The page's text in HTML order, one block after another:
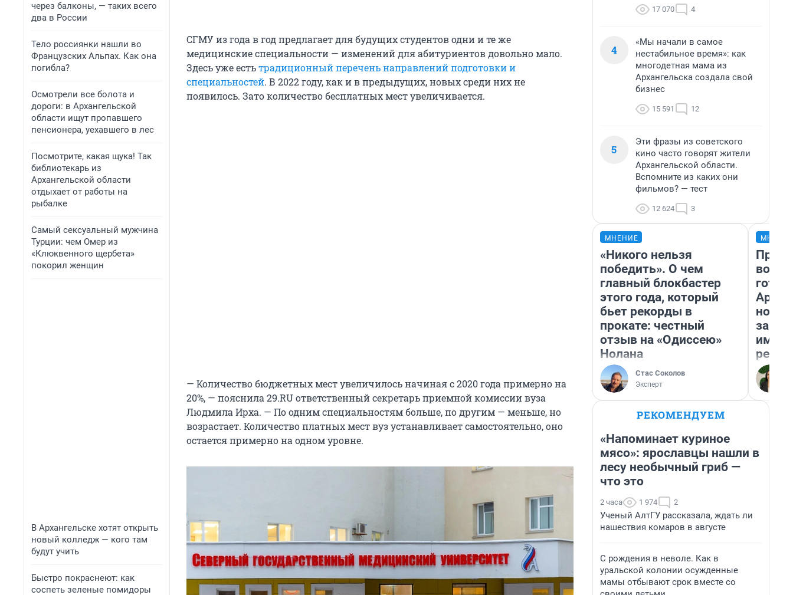
через балконы, — таких всего
два в России
Тело россиянки нашли во
Французских Альпах. Как она
погибла?
Осмотрели все болота и
дороги: в Архангельской
области ищут пропавшего
пенсионера, уехавшего в лес
Посмотрите, какая щука! Так
библиотекарь из
Архангельской области
отдыхает от работы на
рыбалке
Самый сексуальный мужчина
Турции: чем Омер из
«Клюквенного щербета»
покорил женщин
В Архангельске хотят открыть
новый колледж — кого там
будут учить
Быстро покраснеют: как
соспеть зеленые помидоры
СГМУ из года в год предлагает для будущих студентов одни и те же
медицинские специальности — изменений для абитуриентов довольно мало.
Здесь уже естьтрадиционный перечень направлений подготовки и
специальностей. В 2022 году, как и в предыдущих, новых среди них не
появилось. Зато количество бесплатных мест увеличивается.
— Количество бюджетных мест увеличилось начиная с 2020 года примерно на
20%, — пояснила 29.RU ответственный секретарь приемной комиссии вуза
Людмила Ирха. — По одним специальностям больше, по другим — меньше, но
возрастает. Количество платных мест вуз устанавливает самостоятельно, оно
остается примерно на одном уровне.
17 070 4
4
«Мы начали в самое
нестабильное время»: как
многодетная мама из
Архангельска создала свой
бизнес
15 591 12
5
Эти фразы из советского
кино часто говорят жители
Архангельской области.
Вспомните из каких они
фильмов? — тест
12 624 3
МНЕНИЕ
«Никого нельзя
победить». О чем
главный блокбастер
этого года, который
бьет рекорды в
прокате: честный
отзыв на «Одиссею»
Нолана
Стас Соколов
Эксперт
закон
РЕКОМЕНДУЕМ
«Напоминает куриное
мясо»: ярославцы нашли в
лесу необычный гриб —
что это
2 часа 1 974 2
Ученый АлтГУ рассказала, ждать ли
нашествия комаров в августе
С рождения в неволе. Как в
уральской колонии осужденные
мамы отбывают срок вместе со